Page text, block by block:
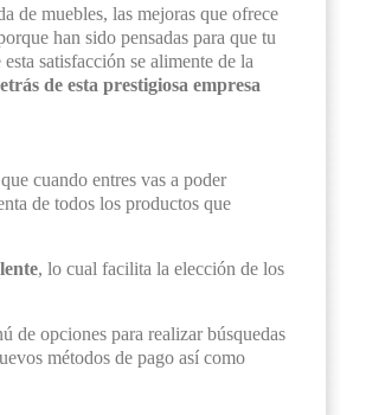
de muebles, las mejoras que ofrece
han sido pensadas para que tu
satisfacción se alimente de la
de esta prestigiosa empresa
cuando entres vas a poder
de todos los productos que
, lo cual facilita la elección de los
de opciones para realizar búsquedas
métodos de pago así como